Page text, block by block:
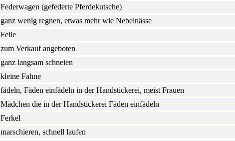
Federwagen (gefederte Pferdekutsche)
ganz wenig regnen, etwas mehr wie Nebelnässe
Feile
zum Verkauf angeboten
ganz langsam schneien
kleine Fahne
fädeln, Fäden einfädeln in der Handstickerei, meist Frauen
Mädchen die in der Handstickerei Fäden einfädeln
Ferkel
marschieren, schnell laufen